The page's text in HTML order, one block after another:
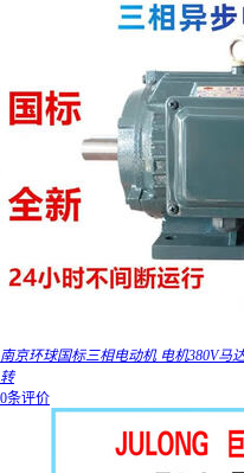
南京环球国标三相电动机 电机380V马
转
0条评价